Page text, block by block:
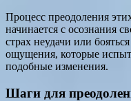
Процесс преодоления
начинается с осознания
страх неудачи или
ощущения, которые
подобные изменения.
Шаги для